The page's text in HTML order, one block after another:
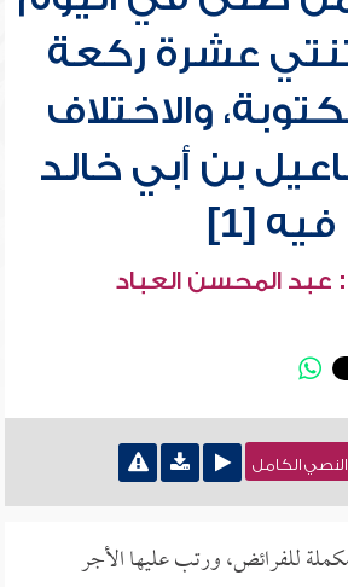
ثنتي عشرة ركعة
والاختلاف
بن أبي خالد
فيه [1]
عبد المحسن العباد
النصي الكامل
للفرائض، ورتب عليها الأجر